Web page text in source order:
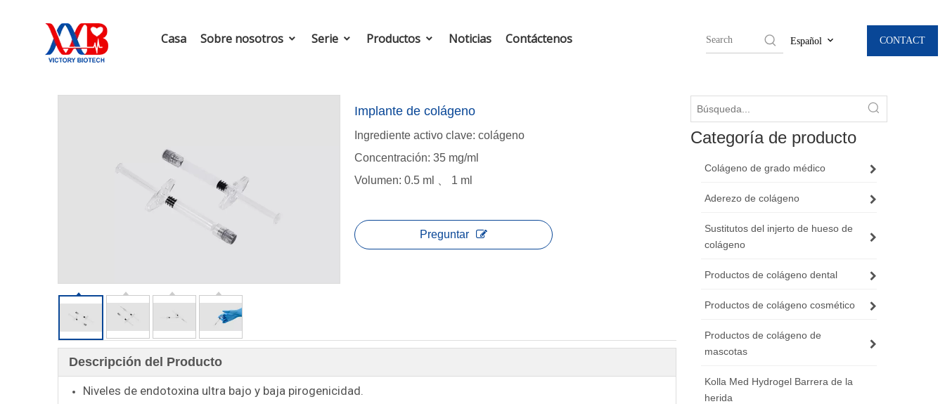
Casa Sobre nosotros Serie Productos Noticias Contáctenos Español CONTACT
Implante de colágeno
Ingrediente activo clave: colágeno
Concentración: 35 mg/ml
Volumen: 0.5 ml 、 1 ml
Preguntar
Descripción del Producto
Niveles de endotoxina ultra bajo y baja pirogenicidad.
Categoría de producto
Colágeno de grado médico
Aderezo de colágeno
Sustitutos del injerto de hueso de
colágeno
Productos de colágeno dental
Productos de colágeno cosmético
Productos de colágeno de
mascotas
Kolla Med Hydrogel Barrera de la
herida